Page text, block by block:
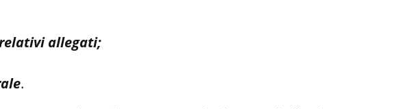
relativi allegati;
.